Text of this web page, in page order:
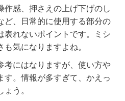
作感、押さえの上げ下げのし
ど、日常的に使用する部分の
表れないポイントです。ミシ
気になりますよね。
考にはなりますが、使い方や
す。情報が多すぎて、かえっ
う。